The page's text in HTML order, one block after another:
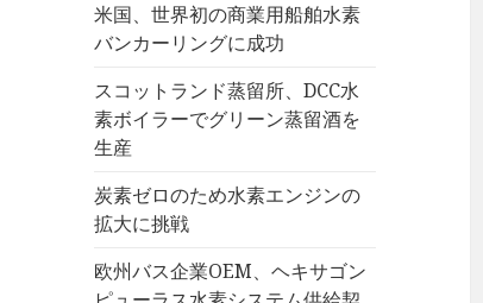
米国、世界初の商業用船舶水素
バンカーリングに成功
スコットランド蒸留所、DCC水
素ボイラーでグリーン蒸留酒を
生産
炭素ゼロのため水素エンジンの
拡大に挑戦
欧州バス企業OEM、ヘキサゴン